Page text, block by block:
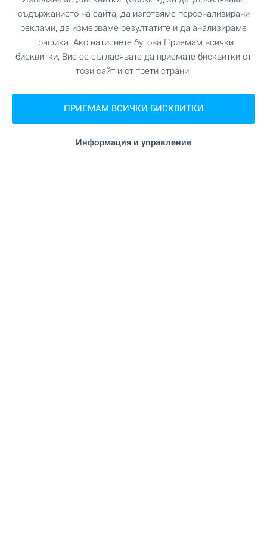
УСЛУГИ
Банка "Пощенска банка" на 817 м. (10 мин.)
Аптекана 478 м. (6 мин.)
съдържанието на сайта, да изготвяме персонализирани
реклами, да измерваме резултатите и да анализираме
трафика. Ако натиснете бутона Приемам всички
бисквитки, Вие се съгласявате да приемате бисквитки от
този сайт и от трети страни.
ПРИЕМАМ ВСИЧКИ БИСКВИТКИ
Информация и управление